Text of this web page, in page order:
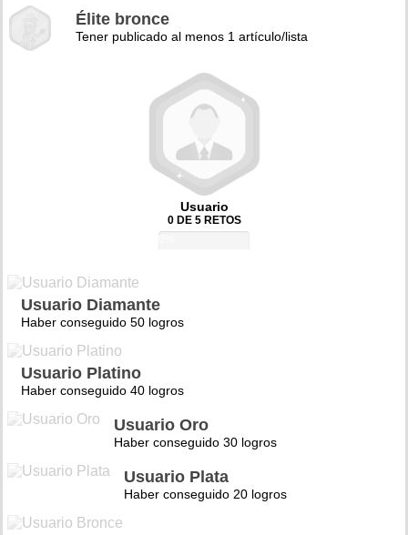
Élite bronce
Tener publicado al menos 1 artículo/lista
Usuario
0 DE 5 RETOS
Usuario Diamante
Haber conseguido 50 logros
Usuario Platino
Haber conseguido 40 logros
Usuario Oro
Haber conseguido 30 logros
Usuario Plata
Haber conseguido 20 logros